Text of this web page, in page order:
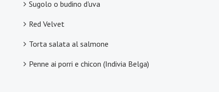
Sugolo o budino d'uva
Red Velvet
Torta salata al salmone
Penne ai porri e chicon (Indivia Belga)